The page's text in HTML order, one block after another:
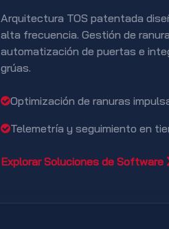
Arquitectura TOS patentada
alta frecuencia. Gestión de
automatización de puertas e
grúas.
Optimización de ranuras
Telemetría y seguimiento en
Explorar Soluciones de Software